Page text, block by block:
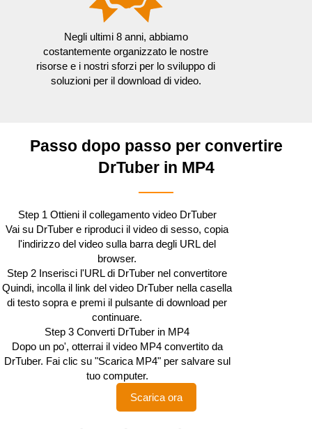
Negli ultimi 8 anni, abbiamo
costantemente organizzato le nostre
risorse e i nostri sforzi per lo sviluppo di
soluzioni per il download di video.
Passo dopo passo per convertire
DrTuber in MP4
Step 1 Ottieni il collegamento video DrTuber
Vai su DrTuber e riproduci il video di sesso, copia
l'indirizzo del video sulla barra degli URL del
browser.
Step 2 Inserisci l'URL di DrTuber nel convertitore
Quindi, incolla il link del video DrTuber nella casella
di testo sopra e premi il pulsante di download per
continuare.
Step 3 Converti DrTuber in MP4
Dopo un po', otterrai il video MP4 convertito da
DrTuber. Fai clic su "Scarica MP4" per salvare sul
tuo computer.
Scarica ora